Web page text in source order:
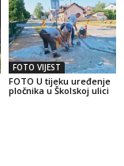
FOTO VIJEST
FOTO U tijeku uređenje
pločnika u Školskoj ulici